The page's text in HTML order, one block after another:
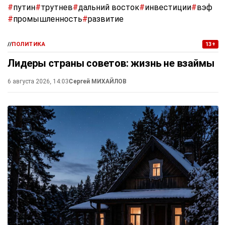
#путин#трутнев#дальний восток#инвестиции#вэф
#промышленность#развитие
//ПОЛИТИКА 13+
Лидеры страны советов: жизнь не взаймы
6 августа 2026, 14:03Сергей МИХАЙЛОВ